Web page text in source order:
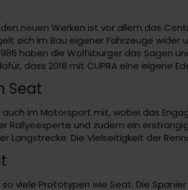
neuen Werken ist vor allem das
sich im Bau eigener Fahrzeuge wider
haben die Wolfsburger das Sagen
dass 2018 mit CUPRA eine eigene
Seat
im Motorsport mit, wobei das
Rallyeexperte und zudem ein
Langstrecke. Die Vielseitigkeit der
viele Prototypen wie Seat. Die